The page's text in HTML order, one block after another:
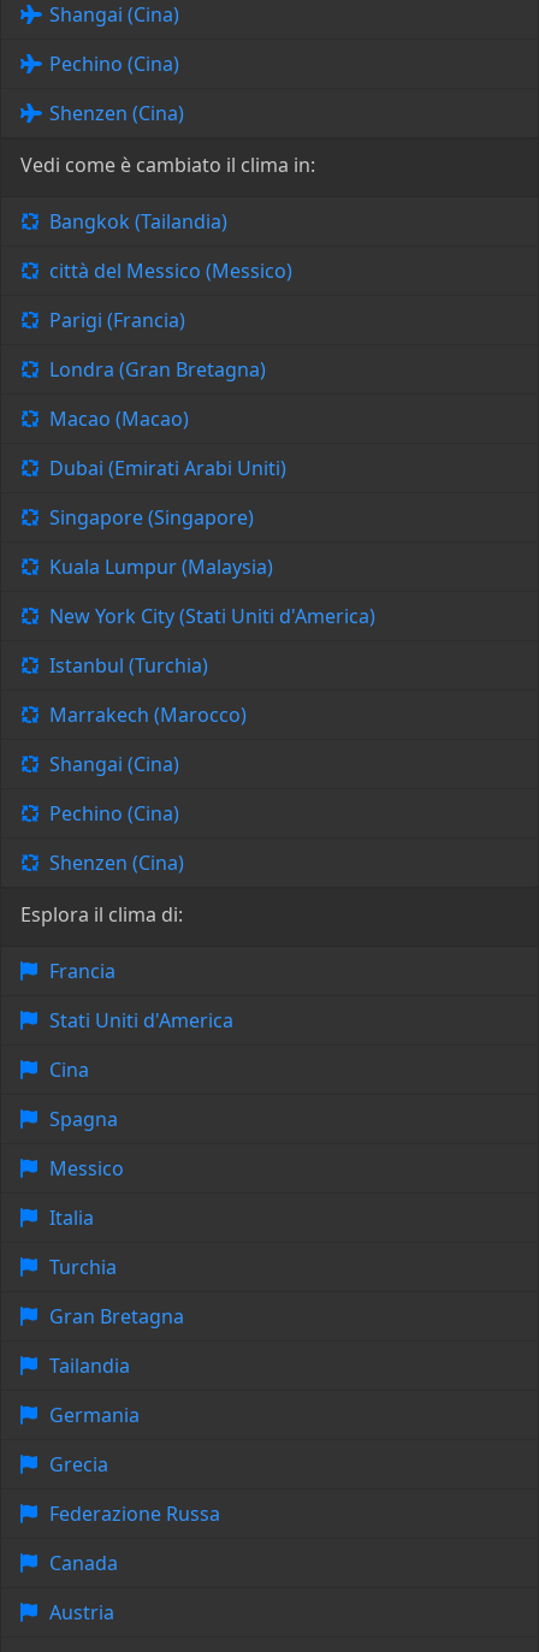
Shangai (Cina)
Pechino (Cina)
Shenzen (Cina)
Vedi come è cambiato il clima in:
Bangkok (Tailandia)
città del Messico (Messico)
Parigi (Francia)
Londra (Gran Bretagna)
Macao (Macao)
Dubai (Emirati Arabi Uniti)
Singapore (Singapore)
Kuala Lumpur (Malaysia)
New York City (Stati Uniti d'America)
Istanbul (Turchia)
Marrakech (Marocco)
Shangai (Cina)
Pechino (Cina)
Shenzen (Cina)
Esplora il clima di:
Francia
Stati Uniti d'America
Cina
Spagna
Messico
Italia
Turchia
Gran Bretagna
Tailandia
Germania
Grecia
Federazione Russa
Canada
Austria